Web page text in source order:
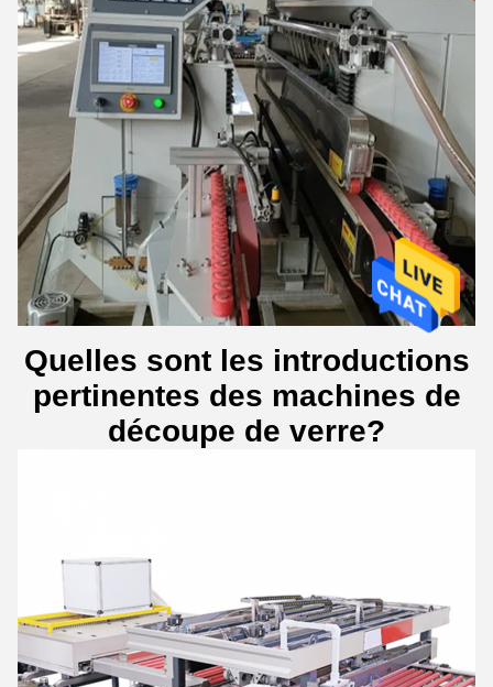
Quelles sont les introductions
pertinentes des machines de
découpe de verre?